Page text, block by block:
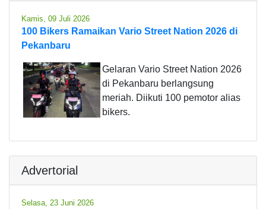
Kamis, 09 Juli 2026
100 Bikers Ramaikan Vario Street Nation 2026 di
Pekanbaru
Gelaran Vario Street Nation 2026
di Pekanbaru berlangsung
meriah. Diikuti 100 pemotor alias
bikers.
Advertorial
Selasa, 23 Juni 2026